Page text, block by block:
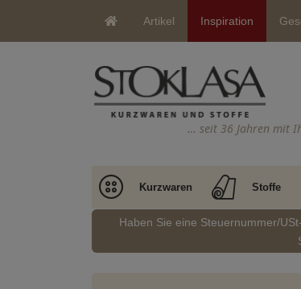
Artikel Inspiration
… seit 36 Jahren mit
Kurzwaren Stoffe
Haben Sie eine Steuernummer/